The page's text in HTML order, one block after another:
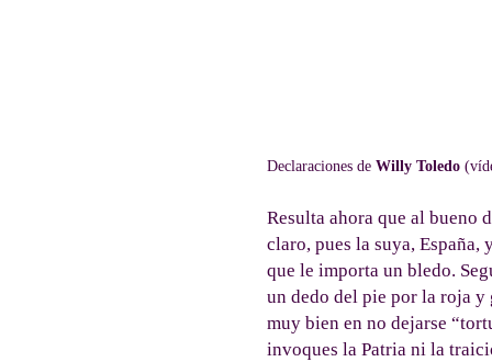
Declaraciones de Willy Toledo
Resulta ahora que al bueno
claro, pues la suya, España,
que le importa un bledo.
un dedo del pie por la roja y
muy bien en no dejarse
invoques la Patria ni la